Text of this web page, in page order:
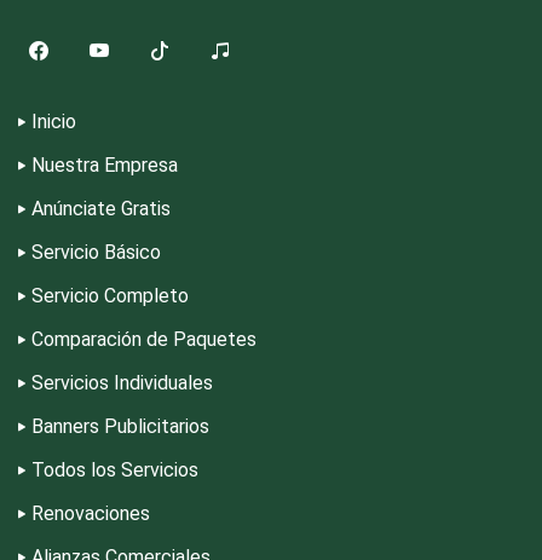
Escuelas de Gastronomía
Escuelas de Manejo
Escuelas de Masaje y Quiropráctica
Estéticas
Inicio
Nuestra Empresa
Anúnciate Gratis
Servicio Básico
Servicio Completo
Comparación de Paquetes
Servicios Individuales
Banners Publicitarios
Todos los Servicios
Renovaciones